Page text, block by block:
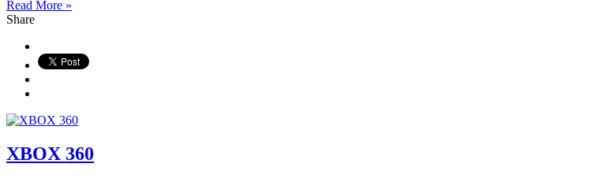
Read More »
Share
XBOX 360